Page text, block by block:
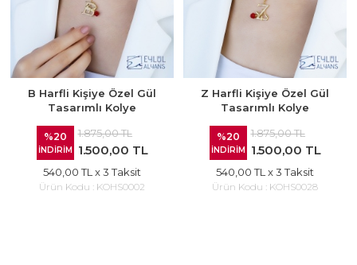
B Harfli Kişiye Özel Gül
Tasarımlı Kolye
%20
İNDİRİM
1.875,00 TL
1.500,00 TL
540,00 TL x 3 Taksit
Ürün Kodu : KOHS0002
Z Harfli Kişiye Özel Gül
Tasarımlı Kolye
%20
İNDİRİM
1.875,00 TL
1.500,00 TL
540,00 TL x 3 Taksit
Ürün Kodu : KOHS0028